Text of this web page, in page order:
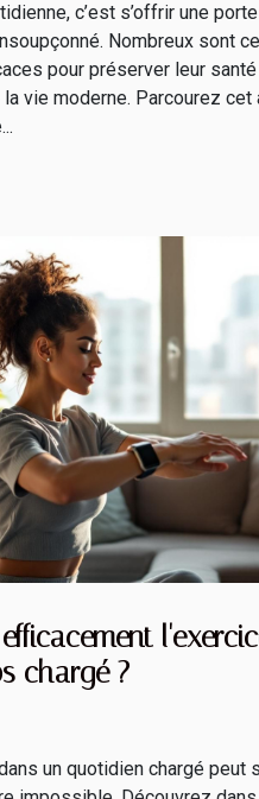
c’est s’offrir une
Nombreux sont
pour préserver leur
vie moderne. Parcourez cet
chargé ?
un quotidien chargé peut